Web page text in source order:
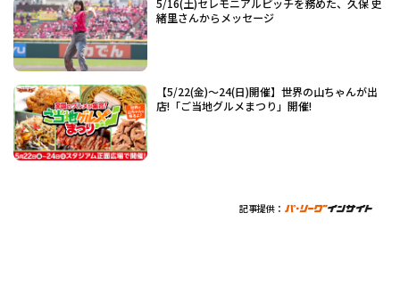
5/16(土)セレモニアルピッチを務めた、久保 史
緒里さんからメッセージ
【5/22(金)～24(日)開催】世界の山ちゃんが出
店!「ご当地グルメまつり」開催!
記事提供：